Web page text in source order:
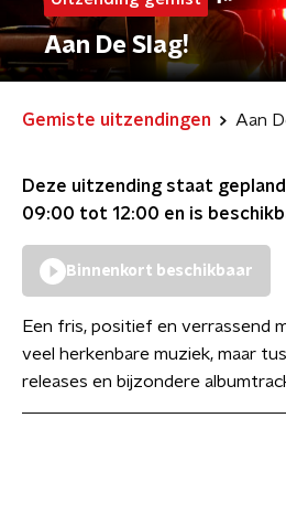
Aan De Slag!
Gemiste uitzendingen Aan
Deze uitzending staat
09:00 tot 12:00 en is
Binnenkort beschikbaar
Een fris, positief en verrassend
veel herkenbare muziek, maar
releases en bijzondere